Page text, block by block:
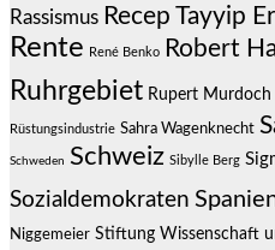
Rassismus Recep Tayyip
Rente René Benko Robert
Ruhrgebiet Rupert Murdoch
Rüstungsindustrie Sahra Wagenknecht
Schweden Schweiz Sibylle Berg
Sozialdemokraten
Niggemeier Stiftung Wissenschaft